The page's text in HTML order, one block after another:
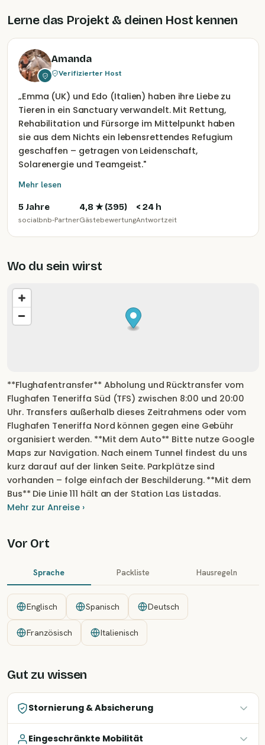
Lerne das Projekt & deinen Host kennen
Amanda
Verifizierter Host
„Emma (UK) und Edo (Italien) haben ihre Liebe zu
Tieren in ein Sanctuary verwandelt. Mit Rettung,
Rehabilitation und Fürsorge im Mittelpunkt haben
sie aus dem Nichts ein lebensrettendes Refugium
geschaffen – getragen von Leidenschaft,
Solarenergie und Teamgeist."
Mehr lesen
5 Jahre
socialbnb-Partner
4,8★ (395)
Gästebewertung
< 24 h
Antwortzeit
Wo du sein wirst
**Flughafentransfer** Abholung und Rücktransfer vom
Flughafen Teneriffa Süd (TFS) zwischen 8:00 und 20:00
Uhr. Transfers außerhalb dieses Zeitrahmens oder vom
Flughafen Teneriffa Nord können gegen eine Gebühr
organisiert werden. **Mit dem Auto** Bitte nutze Google
Maps zur Navigation. Nach einem Tunnel findest du uns
kurz darauf auf der linken Seite. Parkplätze sind
vorhanden – folge einfach der Beschilderung. **Mit dem
Bus** Die Linie 111 hält an der Station Las Listadas.
Mehr zur Anreise ›
Vor Ort
Sprache Packliste Hausregeln
Englisch Spanisch Deutsch
Französisch Italienisch
Gut zu wissen
Stornierung & Absicherung
Eingeschränkte Mobilität